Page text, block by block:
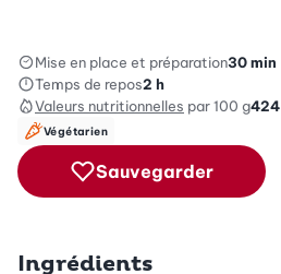
Mise en place et préparation30 min
Temps de repos2 h
Valeurs nutritionnelles par 100 g424
Végétarien
Sauvegarder
Ingrédients